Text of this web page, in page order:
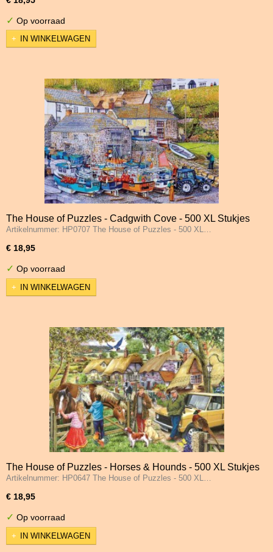
✓ Op voorraad
IN WINKELWAGEN
The House of Puzzles - Cadgwith Cove - 500 XL Stukjes
Artikelnummer: HP0707 The House of Puzzles - 500 XL…
€ 18,95
✓ Op voorraad
IN WINKELWAGEN
The House of Puzzles - Horses & Hounds - 500 XL Stukjes
Artikelnummer: HP0647 The House of Puzzles - 500 XL…
€ 18,95
✓ Op voorraad
IN WINKELWAGEN